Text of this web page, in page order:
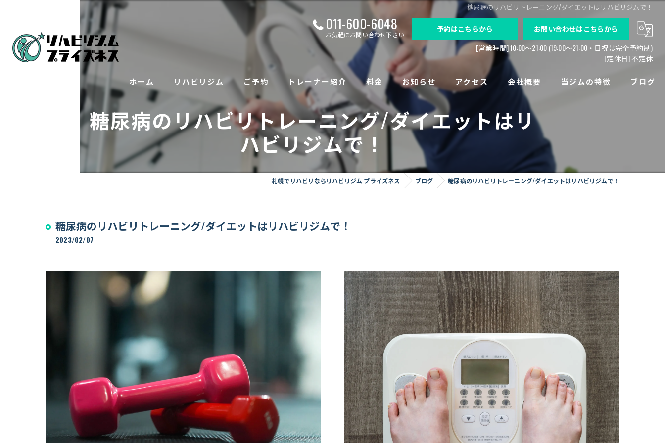
糖尿病のリハビリトレーニング/ダイエットはリハビリジムで！
011-600-6048
お気軽にお問い合わせ下さい
予約はこちらから
お問い合わせはこちらから
[営業時間] 10:00〜21:00 (19:00～21:00・日祝は完全予約制)
[定休日] 不定休
ホーム リハビリジム
トレーニングについて
インソール（足底板）作成
リハビリジムの効果
ご予約 トレーナー紹介 料金 お知らせ アクセス 会社概要
求人募集
当ジムの特徴
高齢者
痛み
病気後
ブログ
糖尿病のリハビリトレーニング/ダイエットはリ
ハビリジムで！
札幌でリハビリならリハビリジム プライズネス ブログ 糖尿病のリハビリトレーニング/ダイエットはリハビリジムで！
糖尿病のリハビリトレーニング/ダイエットはリハビリジムで！
2023/02/07